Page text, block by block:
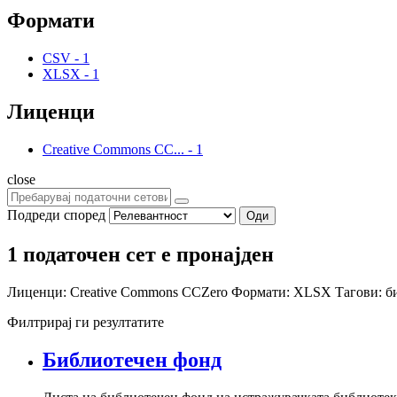
Формати
CSV - 1
XLSX - 1
Лиценци
Creative Commons CC... - 1
close
Подреди според Оди
1 податочен сет е пронајден
Лиценци: Creative Commons CCZero Формати: XLSX Тагови:
Филтрирај ги резултатите
Библиотечен фонд